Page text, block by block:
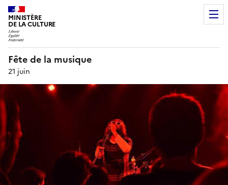
MINISTÈRE
DE LA CULTURE
Fête de la musique
21 juin